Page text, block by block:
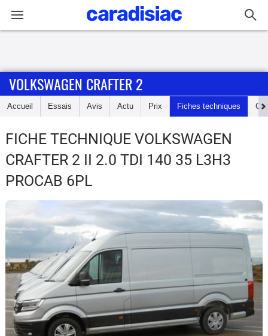
Accueil
Essais
Guide
d'achat
Electriques
Utilitaires
Flottes
Auto
Services
VOLKSWAGEN CRAFTER 2
Accueil Essais Avis Actu Prix Fiches techniques
FICHE TECHNIQUE VOLKSWAGEN
CRAFTER 2 II 2.0 TDI 140 35 L3H3
PROCAB 6PL